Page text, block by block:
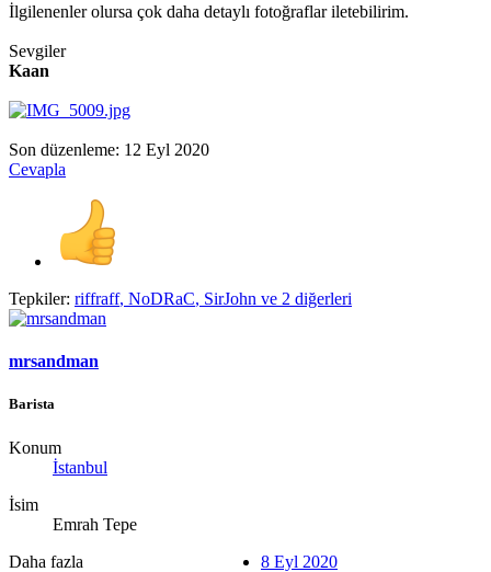
İlgilenenler olursa çok daha detaylı fotoğraflar iletebilirim.
Sevgiler
Kaan
Son düzenleme: 12 Eyl 2020
Cevapla
Tepkiler: riffraff, NoDRaC, SirJohn ve 2 diğerleri
mrsandman
Barista
Konum
İstanbul
İsim
Emrah Tepe
Daha fazla
8 Eyl 2020